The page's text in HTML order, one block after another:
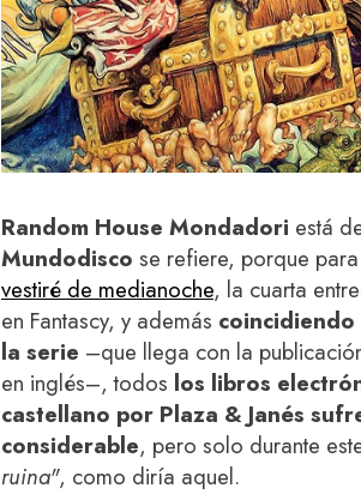
Random House Mondadori está
Mundodisco se refiere, porque
vestiré de medianoche, la cuarta
en Fantascy, y además
la serie –que llega con la
en inglés–, todos los libros
castellano por Plaza & Janés
considerable, pero solo durante
ruina", como diría aquel.